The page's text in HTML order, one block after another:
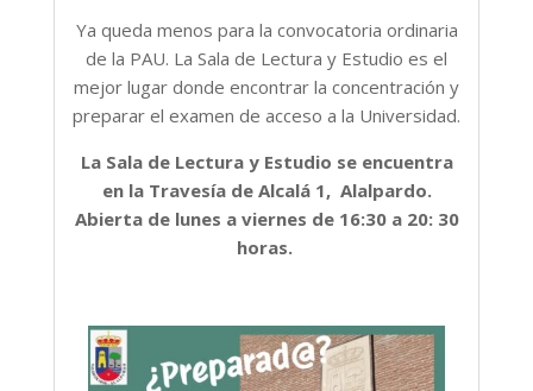
Ya queda menos para la convocatoria ordinaria
de la PAU. La Sala de Lectura y Estudio es el
mejor lugar donde encontrar la concentración y
preparar el examen de acceso a la Universidad.
La Sala de Lectura y Estudio se encuentra
en la Travesía de Alcalá 1, Alalpardo.
Abierta de lunes a viernes de 16:30 a 20: 30
horas.